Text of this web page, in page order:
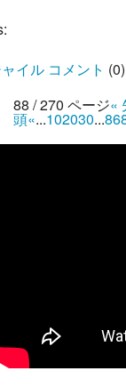
イル コメント (0)
88 / 270 ページ«
頭«...102030...86